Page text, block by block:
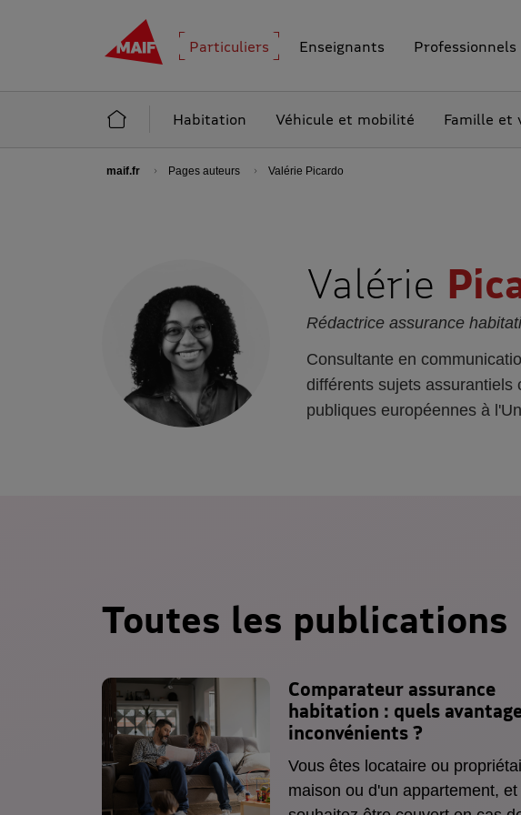
MAIF - Allez à l'accueil de maif.fr
Particuliers Enseignants Professionnels
Accueil Particuliers
Habitation Véhicule et mobilité Famille et
maif.fr Pages auteurs Valérie Picardo
Valérie
Rédactrice assurance
Consultante en
différents sujets assurantiels
publiques européennes à
Toutes les publications
Comparateur assurance
habitation : quels
inconvénients ?
Vous êtes locataire ou
maison ou d'un appartement,